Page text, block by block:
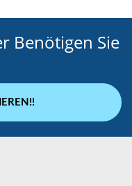
Benötigen Sie